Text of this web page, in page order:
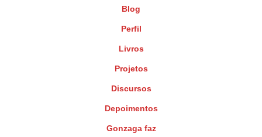
Blog
Perfil
Livros
Projetos
Discursos
Depoimentos
Gonzaga faz